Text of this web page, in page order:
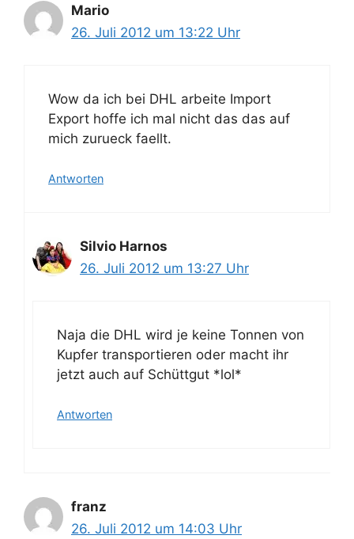
Mario
26. Juli 2012 um 13:22 Uhr
Wow da ich bei DHL arbeite Import
Export hoffe ich mal nicht das das auf
mich zurueck faellt.
Antworten
Silvio Harnos
26. Juli 2012 um 13:27 Uhr
Naja die DHL wird je keine Tonnen von
Kupfer transportieren oder macht ihr
jetzt auch auf Schüttgut *lol*
Antworten
franz
26. Juli 2012 um 14:03 Uhr